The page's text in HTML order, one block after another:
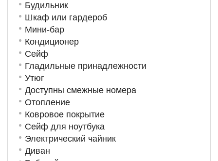
Будильник
Шкаф или гардероб
Мини-бар
Кондиционер
Сейф
Гладильные принадлежности
Утюг
Доступны смежные номера
Отопление
Ковровое покрытие
Сейф для ноутбука
Электрический чайник
Диван